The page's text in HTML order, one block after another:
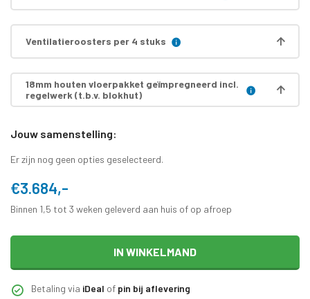
Ventilatieroosters per 4 stuks
18mm houten vloerpakket geïmpregneerd incl.
regelwerk (t.b.v. blokhut)
Jouw samenstelling:
Er zijn nog geen opties geselecteerd.
€3.684,-
Binnen 1,5 tot 3 weken geleverd aan huis of op afroep
IN WINKELMAND
Betaling via iDeal of pin bij aflevering